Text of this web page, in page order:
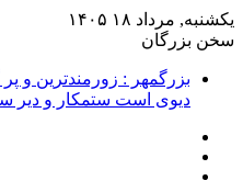
یکشنبه, مرداد ۱۸ ۱۴۰۵
سخن بزرگان
بزرگمهر : زورمندترین و
دیوی است ستمکار و دیر